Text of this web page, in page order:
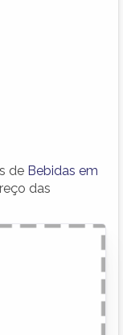
de Bebidas em
das